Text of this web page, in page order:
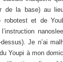
de la base) au
robotest et de
l’instruction
Je n’ai
Youpi à mon